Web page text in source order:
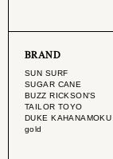
BRAND
SUN SURF
SUGAR CANE
BUZZ RICKSON'S
TAILOR TOYO
DUKE KAHANAMOKU
gold